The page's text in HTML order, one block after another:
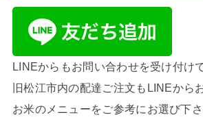
LINEからもお問い合わせを受け付け
旧松江市内の配達ご注文もLINEから
お米のメニューをご参考にお選び下さ